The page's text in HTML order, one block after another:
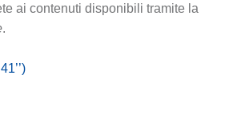
ai contenuti disponibili tramite la
.